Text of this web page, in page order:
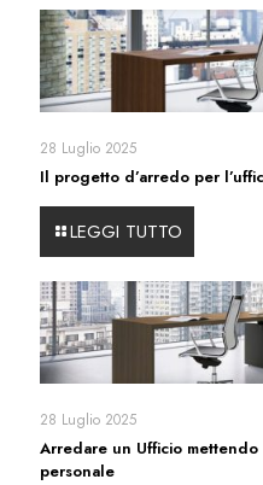
28 Luglio 2025
Il progetto d’arredo per
LEGGI TUTTO
28 Luglio 2025
Arredare un Ufficio
personale